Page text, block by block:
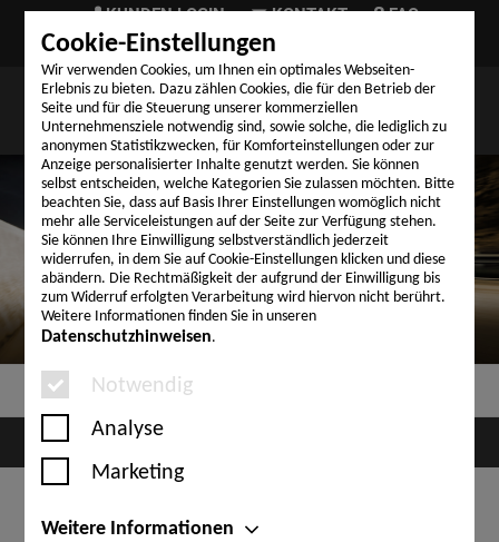
Cookie-Einstellungen
Wir verwenden Cookies, um Ihnen ein optimales Webseiten-
Erlebnis zu bieten. Dazu zählen Cookies, die für den Betrieb der
Seite und für die Steuerung unserer kommerziellen
Unternehmensziele notwendig sind, sowie solche, die lediglich zu
anonymen Statistikzwecken, für Komforteinstellungen oder zur
Anzeige personalisierter Inhalte genutzt werden. Sie können
selbst entscheiden, welche Kategorien Sie zulassen möchten. Bitte
beachten Sie, dass auf Basis Ihrer Einstellungen womöglich nicht
mehr alle Serviceleistungen auf der Seite zur Verfügung stehen.
Sie können Ihre Einwilligung selbstverständlich jederzeit
widerrufen, in dem Sie auf Cookie-Einstellungen klicken und diese
abändern. Die Rechtmäßigkeit der aufgrund der Einwilligung bis
zum Widerruf erfolgten Verarbeitung wird hiervon nicht berührt.
Weitere Informationen finden Sie in unseren
Datenschutzhinweisen.
Notwendig
Analyse
Marketing
Weitere Informationen
KUNDEN LOGIN KONTAKT
FAQ
TELEFON (+49) 9324 999-03
LKWÜBERFÜHRUNG
KOMPETENT, SCHNELL, SICHER
MIT INTER-TRANS SEIT ÜBER 25 JAHREN
ZUVERLÄSSIG ANS ZIEL.